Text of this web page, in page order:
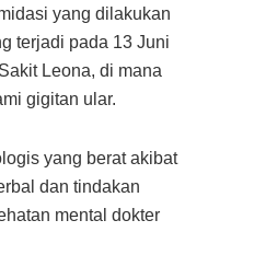
yang dilakukan
terjadi pada 13 Juni
Leona, di mana
gigitan ular.
yang berat akibat
dan tindakan
mental dokter